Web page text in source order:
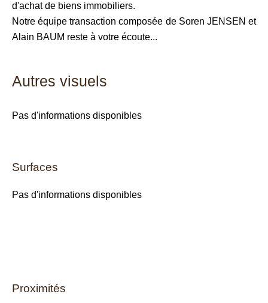
d'achat de biens immobiliers.
Notre équipe transaction composée de Soren JENSEN et
Alain BAUM reste à votre écoute...
Autres visuels
Pas d'informations disponibles
Surfaces
Pas d'informations disponibles
Proximités